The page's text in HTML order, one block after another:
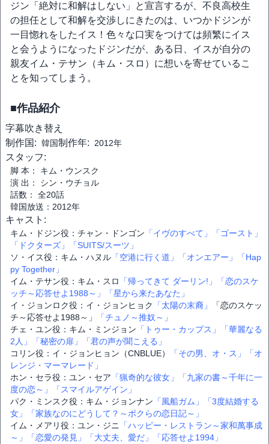
ジン「絶対に和解はしない」と宣言するが、不良高校生
の担任として和解を交渉しにきたのは、いつかドジンが
一目惚れをしたイス！色々な口実をつけては頻繁にイス
と会うようになったドジンだが、ある日、イスが自分の
親友イム・テサン（キム・スロ）に想いを寄せているこ
とを知ってしまう。
■作品紹介
字幕吹き替え
制作国: 韓国制作年: 2012年
スタッフ:
脚 本： キム・ウンスク
演 出： シン・ウチョル
話数： 全20話
韓国放送：2012年
キャスト:
キム・ドジン役：チャン・ドンゴン 「イヴのすべて」
「ゴースト」
「ドクターズ」
「SUITS/スーツ」
ソ・イス役：キム・ハヌル 「空港に行く道」 「オンエアー」
「Hap
py Together」
イム・テサン役：キム・スロ
「帰ってきて ダーリン!」
「恋のスケ
ッチ～応答せよ1988～」
「星から来たあなた」
イ・ジョンロク役：イ・ジョンヒョク
「太陽の末裔」
「恋のスケッ
チ～応答せよ1988～」
「チュノ～推奴～」
チェ・ユン役：キム・ミンジョン 「トゥー・カップス」
「華麗なる
2人」
「秘密の扉」
「君の声が聞こえる」
コリン役：イ・ジョンヒョン（CNBLUE）
「その男、オ・ス」
「オ
レンジ・マーマレード」
ホン・セラ役：ユン・セア 「猟奇的な彼女」
「九家の書～千年に一
度の恋～」
「スマイルアゲイン」
パク・ミンスク役：キム・ジョンナン 「風船ガム」
「3度結婚する
女」
「家族なのにどうして？～ボクらの恋日記～」
イム・メアリ役：ユン・ジニ
「ハッピー・レストラン～家和萬事成
～」
「恋愛の発見」 「大丈夫、愛だ」
「応答せよ1994」